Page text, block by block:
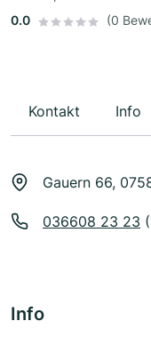
0.0
(0
Kontakt Info
Gauern 66,
036608 23 23
Info